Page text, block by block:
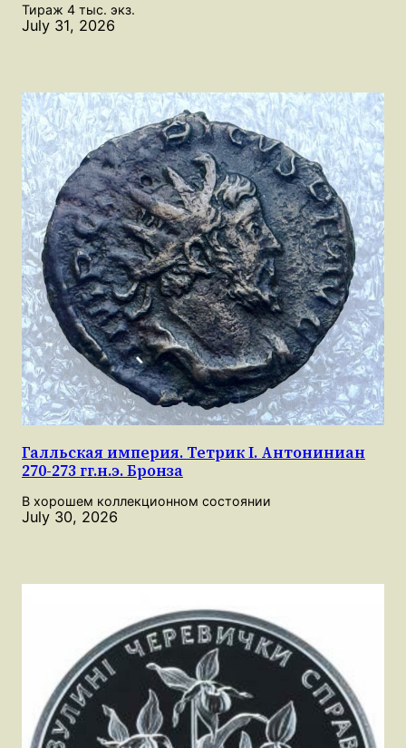
Тираж 4 тыс. экз.
July 31, 2026
Галльская империя. Тетрик I. Антониниан
270-273 гг.н.э. Бронза
В хорошем коллекционном состоянии
July 30, 2026